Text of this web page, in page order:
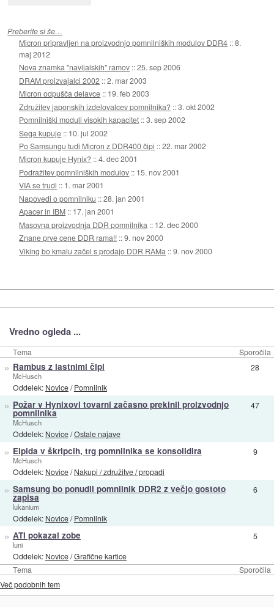
Preberite si še…
Micron pripravljen na proizvodnjo pomnilniških modulov DDR4 ::8.
maj 2012
Nova znamka "navijalskih" ramov ::25. sep 2006
DRAM proizvajalci 2002 ::2. mar 2003
Micron odpušča delavce :: 19. feb 2003
Združitev japonskih izdelovalcev pomnilnika? ::3. okt 2002
Pomnilniški moduli visokih kapacitet ::3. sep 2002
Sega kupuje :: 10. jul 2002
Po Samsungu tudi Micron z DDR400 čipi ::22. mar 2002
Micron kupuje Hynix? ::4. dec 2001
Podražitev pomnilniških modulov :: 15. nov 2001
VIA se trudi :: 1. mar 2001
Napovedi o pomnilniku ::28. jan 2001
Apacer in IBM :: 17. jan 2001
Masovna proizvodnja DDR pomnilnika :: 12. dec 2000
Znane prve cene DDR rama!! ::9. nov 2000
Viking bo kmalu začel s prodajo DDR RAMa ::9. nov 2000
Vredno ogleda ...
Tema Sporočila
Tema Sporočila
» Rambus z lastnimi čipi
McHusch
Oddelek: Novice/Pomnilnik
28
» Požar v Hynixovi tovarni začasno prekinil proizvodnjo
pomnilnika
McHusch
Oddelek: Novice/Ostale najave
47
» Elpida v škripcih, trg pomnilnika se konsolidira
McHusch
Oddelek: Novice/Nakupi / združitve / propadi
9
» Samsung bo ponudil pomnilnik DDR2 z večjo gostoto
zapisa
lukanium
Oddelek: Novice/Pomnilnik
6
» ATI pokazal zobe
luni
Oddelek: Novice/Grafične kartice
5
Več podobnih tem